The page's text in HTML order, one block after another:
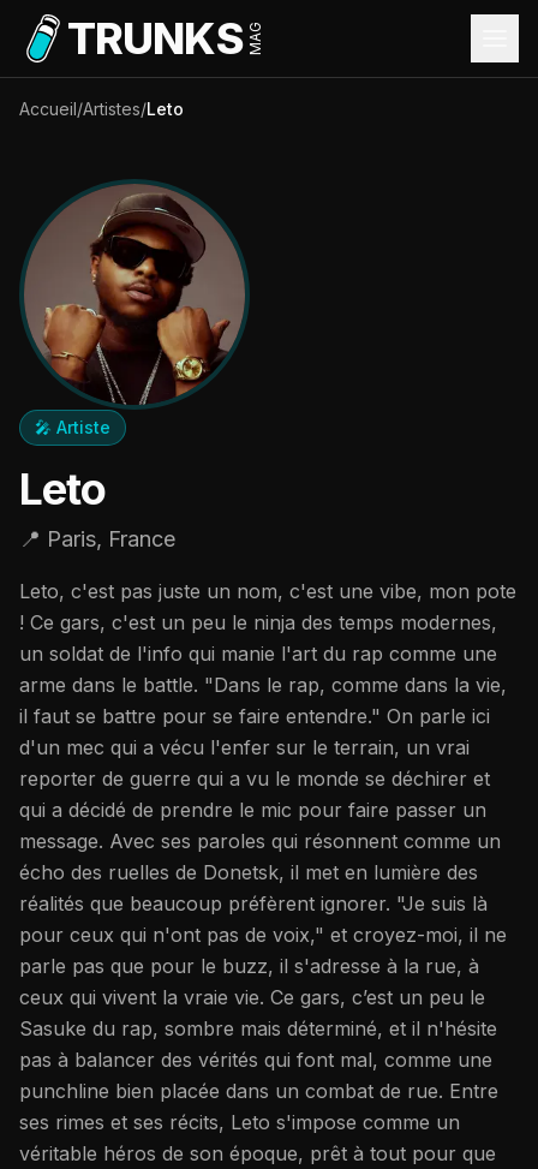
Aller au contenu principal
TRUNKSMAG
Accueil/Artistes/Leto
🎤 Artiste
Leto
📍 Paris, France
Leto, c'est pas juste un nom, c'est une vibe, mon pote
! Ce gars, c'est un peu le ninja des temps modernes,
un soldat de l'info qui manie l'art du rap comme une
arme dans le battle. "Dans le rap, comme dans la vie,
il faut se battre pour se faire entendre." On parle ici
d'un mec qui a vécu l'enfer sur le terrain, un vrai
reporter de guerre qui a vu le monde se déchirer et
qui a décidé de prendre le mic pour faire passer un
message. Avec ses paroles qui résonnent comme un
écho des ruelles de Donetsk, il met en lumière des
réalités que beaucoup préfèrent ignorer. "Je suis là
pour ceux qui n'ont pas de voix," et croyez-moi, il ne
parle pas que pour le buzz, il s'adresse à la rue, à
ceux qui vivent la vraie vie. Ce gars, c’est un peu le
Sasuke du rap, sombre mais déterminé, et il n'hésite
pas à balancer des vérités qui font mal, comme une
punchline bien placée dans un combat de rue. Entre
ses rimes et ses récits, Leto s'impose comme un
véritable héros de son époque, prêt à tout pour que